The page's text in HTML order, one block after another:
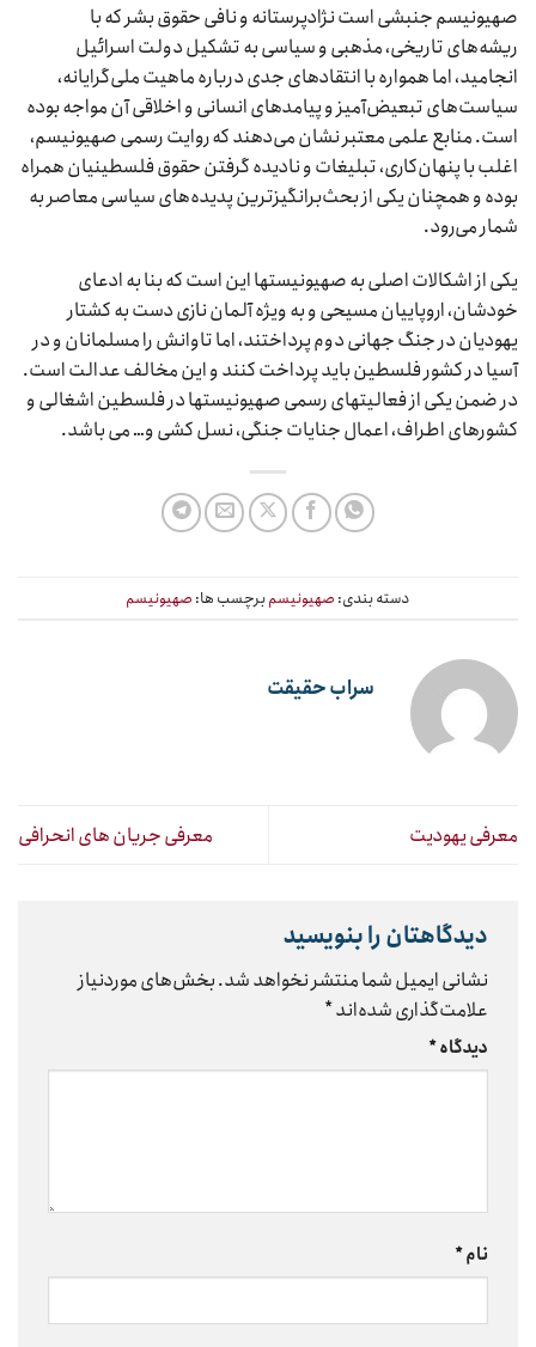
صهیونیسم جنبشی است نژادپرستانه و نافی حقوق بشر که با
ریشه‌های تاریخی، مذهبی و سیاسی به تشکیل دولت اسرائیل
انجامید، اما همواره با انتقادهای جدی درباره ماهیت ملی‌گرایانه،
سیاست‌های تبعیض‌آمیز و پیامدهای انسانی و اخلاقی آن مواجه بوده
است. منابع علمی معتبر نشان می‌دهند که روایت رسمی صهیونیسم،
اغلب با پنهان‌کاری، تبلیغات و نادیده گرفتن حقوق فلسطینیان همراه
بوده و همچنان یکی از بحث‌برانگیزترین پدیده‌های سیاسی معاصر به
شمار می‌رود.
یکی از اشکالات اصلی به صهیونیستها این است که بنا به ادعای
خودشان، اروپاییان مسیحی و به ویژه آلمان نازی دست به کشتار
یهودیان در جنگ جهانی دوم پرداختند، اما تاوانش را مسلمانان و در
آسیا در کشور فلسطین باید پرداخت کنند و این مخالف عدالت است.
در ضمن یکی از فعالیتهای رسمی صهیونیستها در فلسطین اشغالی و
کشورهای اطراف، اعمال جنایات جنگی، نسل کشی و… می باشد.
دسته بندی: صهیونیسمبرچسب ها: صهیونیسم
سراب حقیقت
معرفی یهودیت معرفی جریان های انحرافی
دیدگاهتان را بنویسید
نشانی ایمیل شما منتشر نخواهد شد.بخش‌های موردنیاز
علامت‌گذاری شده‌اند*
دیدگاه*
نام*